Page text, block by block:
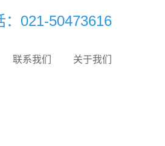
：021-50473616
联系我们 关于我们